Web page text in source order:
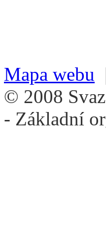
Mapa webu
© 2008
- Základní